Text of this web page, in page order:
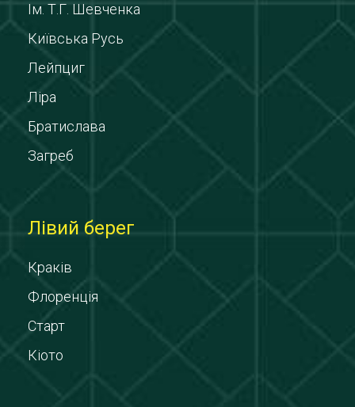
Ім. Т.Г. Шевченка
Київська Русь
Лейпциг
Ліра
Братислава
Загреб
Лівий берег
Краків
Флоренція
Старт
Кіото